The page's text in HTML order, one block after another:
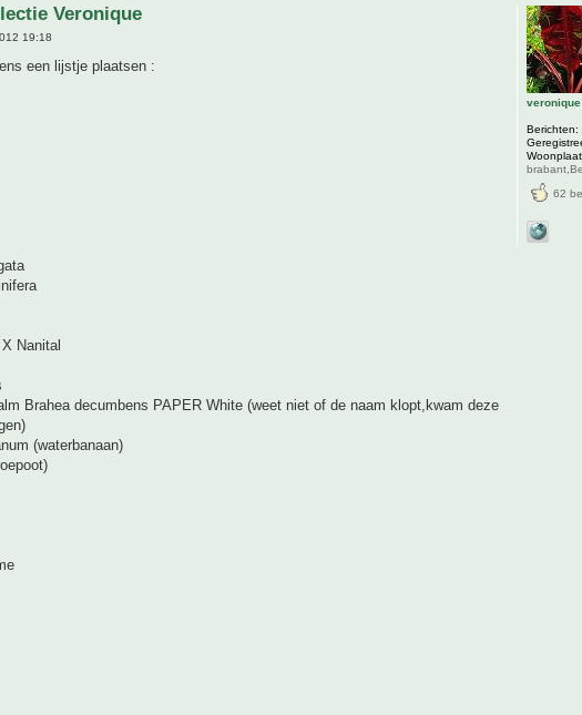
Veronique
19:18
een lijstje plaatsen :
Nanital
Brahea decumbens PAPER White (weet niet of de naam klopt,kwam deze
(waterbanaan)
veronique
Berichten:
62